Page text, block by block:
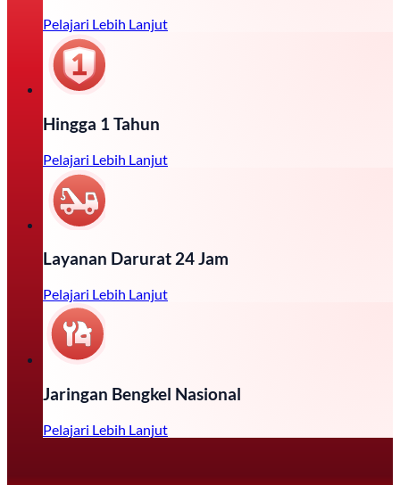
Pelajari Lebih Lanjut
Hingga 1 Tahun
Pelajari Lebih Lanjut
Layanan Darurat 24 Jam
Pelajari Lebih Lanjut
Jaringan Bengkel Nasional
Pelajari Lebih Lanjut